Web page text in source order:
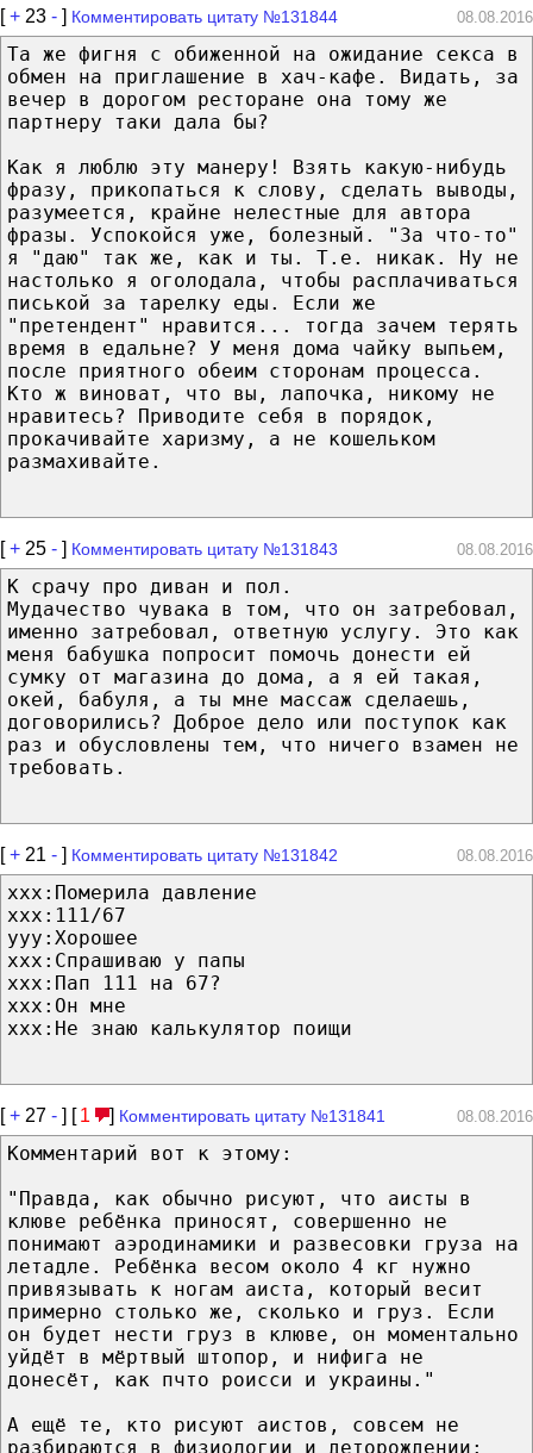
[+ 23 - ] Комментировать цитату №131844 08.08.2016
Та же фигня с обиженной на ожидание секса в
обмен на приглашение в хач-кафе. Видать, за
вечер в дорогом ресторане она тому же
партнеру таки дала бы?
Как я люблю эту манеру! Взять какую-нибудь
фразу, прикопаться к слову, сделать выводы,
разумеется, крайне нелестные для автора
фразы. Успокойся уже, болезный. "За что-то"
я "даю" так же, как и ты. Т.е. никак. Ну не
настолько я оголодала, чтобы расплачиваться
писькой за тарелку еды. Если же
"претендент" нравится... тогда зачем терять
время в едальне? У меня дома чайку выпьем,
после приятного обеим сторонам процесса.
Кто ж виноват, что вы, лапочка, никому не
нравитесь? Приводите себя в порядок,
прокачивайте харизму, а не кошельком
размахивайте.
[+ 25 - ] Комментировать цитату №131843 08.08.2016
К срачу про диван и пол.
Мудачество чувака в том, что он затребовал,
именно затребовал, ответную услугу. Это как
меня бабушка попросит помочь донести ей
сумку от магазина до дома, а я ей такая,
окей, бабуля, а ты мне массаж сделаешь,
договорились? Доброе дело или поступок как
раз и обусловлены тем, что ничего взамен не
требовать.
[+ 21 - ] Комментировать цитату №131842 08.08.2016
xxx:Померила давление
xxx:111/67
yyy:Хорошее
xxx:Спрашиваю у папы
xxx:Пап 111 на 67?
xxx:Он мне
xxx:Не знаю калькулятор поищи
[+ 27 - ] [ 1 ] Комментировать цитату №131841 08.08.2016
Комментарий вот к этому:
"Правда, как обычно рисуют, что аисты в
клюве ребёнка приносят, совершенно не
понимают аэродинамики и развесовки груза на
летадле. Ребёнка весом около 4 кг нужно
привязывать к ногам аиста, который весит
примерно столько же, сколько и груз. Если
он будет нести груз в клюве, он моментально
уйдёт в мёртвый штопор, и нифига не
донесёт, как пчто роисси и украины."
А ещё те, кто рисуют аистов, совсем не
разбираются в физиологии и деторождении: